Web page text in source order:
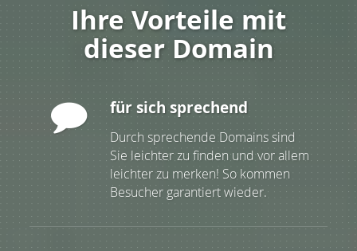
Ihre Vorteile mit
dieser Domain
für sich sprechend
Durch sprechende Domains sind
Sie leichter zu finden und vor allem
leichter zu merken! So kommen
Besucher garantiert wieder.